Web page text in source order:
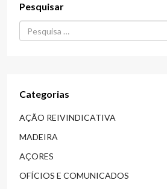
Pesquisar
Procurar...
Categorias
AÇÃO REIVINDICATIVA
MADEIRA
AÇORES
OFÍCIOS E COMUNICADOS